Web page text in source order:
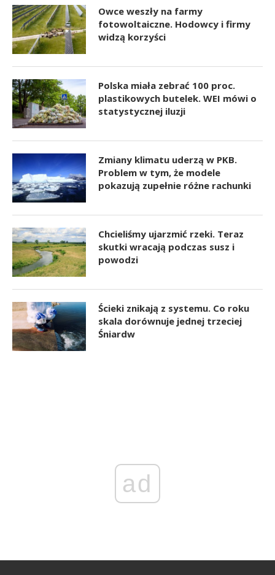
Owce weszły na farmy
fotowoltaiczne. Hodowcy i firmy
widzą korzyści
Polska miała zebrać 100 proc.
plastikowych butelek. WEI mówi o
statystycznej iluzji
Zmiany klimatu uderzą w PKB.
Problem w tym, że modele
pokazują zupełnie różne rachunki
Chcieliśmy ujarzmić rzeki. Teraz
skutki wracają podczas susz i
powodzi
Ścieki znikają z systemu. Co roku
skala dorównuje jednej trzeciej
Śniardw
ad